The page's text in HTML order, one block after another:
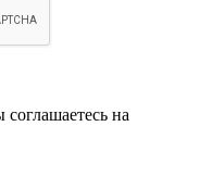
на